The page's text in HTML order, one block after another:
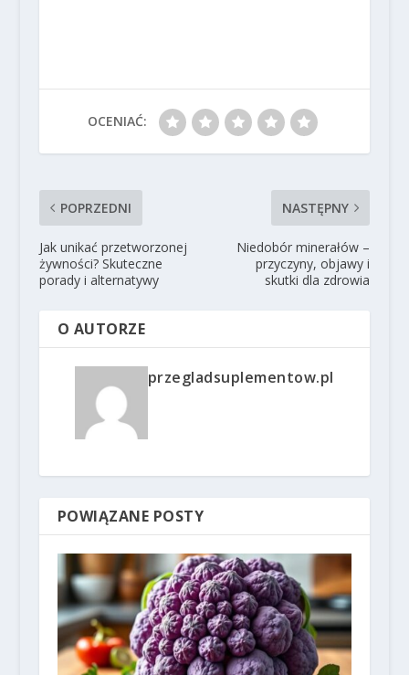
OCENIAĆ:
POPRZEDNI
Jak unikać przetworzonej
żywności? Skuteczne
porady i alternatywy
NASTĘPNY
Niedobór minerałów –
przyczyny, objawy i
skutki dla zdrowia
O AUTORZE
przegladsuplementow.pl
POWIĄZANE POSTY